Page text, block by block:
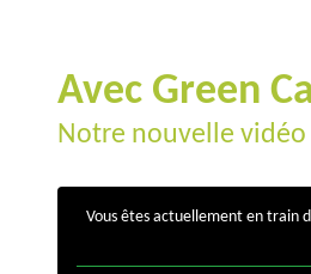
Avec Green
Notre nouvelle vidéo
Vous êtes actuellement en train